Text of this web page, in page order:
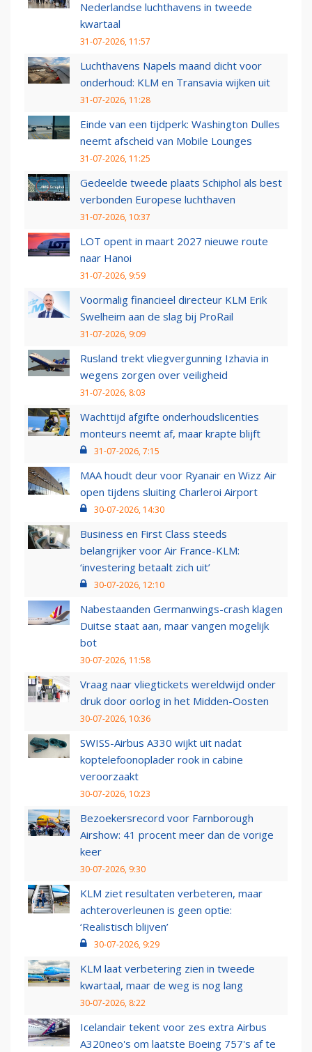
Nederlandse luchthavens in tweede
kwartaal
31-07-2026, 11:57
Luchthavens Napels maand dicht voor
onderhoud: KLM en Transavia wijken uit
31-07-2026, 11:28
Einde van een tijdperk: Washington Dulles
neemt afscheid van Mobile Lounges
31-07-2026, 11:25
Gedeelde tweede plaats Schiphol als best
verbonden Europese luchthaven
31-07-2026, 10:37
LOT opent in maart 2027 nieuwe route
naar Hanoi
31-07-2026, 9:59
Voormalig financieel directeur KLM Erik
Swelheim aan de slag bij ProRail
31-07-2026, 9:09
Rusland trekt vliegvergunning Izhavia in
wegens zorgen over veiligheid
31-07-2026, 8:03
Wachttijd afgifte onderhoudslicenties
monteurs neemt af, maar krapte blijft
31-07-2026, 7:15
MAA houdt deur voor Ryanair en Wizz Air
open tijdens sluiting Charleroi Airport
30-07-2026, 14:30
Business en First Class steeds
belangrijker voor Air France-KLM:
‘investering betaalt zich uit’
30-07-2026, 12:10
Nabestaanden Germanwings-crash klagen
Duitse staat aan, maar vangen mogelijk
bot
30-07-2026, 11:58
Vraag naar vliegtickets wereldwijd onder
druk door oorlog in het Midden-Oosten
30-07-2026, 10:36
SWISS-Airbus A330 wijkt uit nadat
koptelefoonoplader rook in cabine
veroorzaakt
30-07-2026, 10:23
Bezoekersrecord voor Farnborough
Airshow: 41 procent meer dan de vorige
keer
30-07-2026, 9:30
KLM ziet resultaten verbeteren, maar
achteroverleunen is geen optie:
‘Realistisch blijven’
30-07-2026, 9:29
KLM laat verbetering zien in tweede
kwartaal, maar de weg is nog lang
30-07-2026, 8:22
Icelandair tekent voor zes extra Airbus
A320neo's om laatste Boeing 757's af te